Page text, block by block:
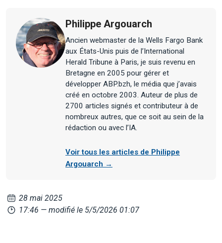
Philippe Argouarch
Ancien webmaster de la Wells Fargo Bank
aux États-Unis puis de l’International
Herald Tribune à Paris, je suis revenu en
Bretagne en 2005 pour gérer et
développer ABP.bzh, le média que j’avais
créé en octobre 2003. Auteur de plus de
2700 articles signés et contributeur à de
nombreux autres, que ce soit au sein de la
rédaction ou avec l’IA.
Voir tous les articles de Philippe
Argouarch →
28 mai 2025
17:46 — modifié le 5/5/2026 01:07